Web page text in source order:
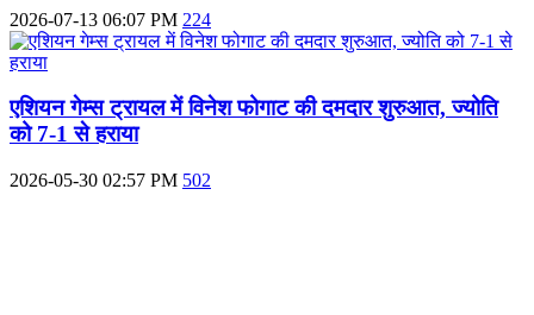
2026-07-13 06:07 PM 224
एशियन गेम्स ट्रायल में विनेश फोगाट की दमदार शुरुआत, ज्योति
को 7-1 से हराया
2026-05-30 02:57 PM 502